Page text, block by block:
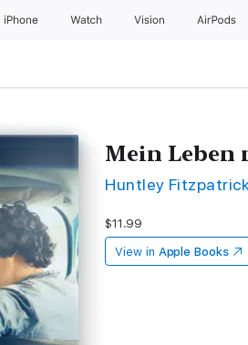
iPhone Watch Vision AirPods
Mein Leben
Huntley
$11.99
View in Apple Books